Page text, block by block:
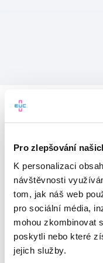
Pro zlepšování
K personalizaci
návštěvnosti
tom, jak náš web
pro sociální média,
mohou zkombinovat
poskytli nebo které
jejich služby.